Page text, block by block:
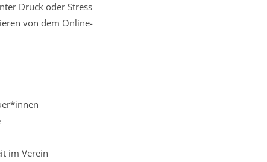
Druck oder Stress
von dem Online-
im Verein